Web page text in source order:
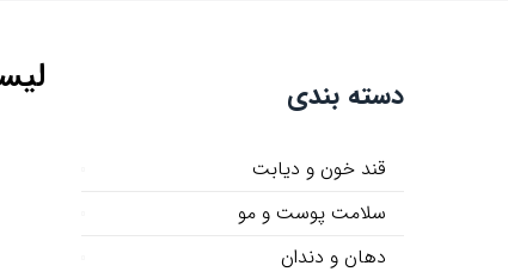
دسته بندی
قند خون و دیابت
سلامت پوست و مو
دهان و دندان